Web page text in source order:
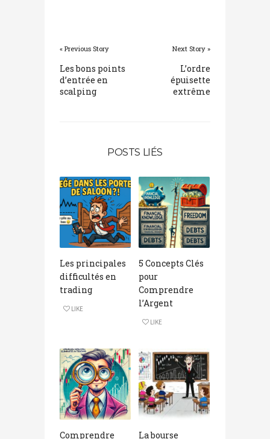
« Previous Story
Les bons points
d’entrée en
scalping
Next Story »
L’ordre
épuisette
extrême
POSTS LIÉS
Les principales
difficultés en
trading
LIKE
5 Concepts Clés
pour
Comprendre
l’Argent
LIKE
Comprendre La bourse